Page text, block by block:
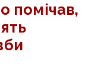
помічав,